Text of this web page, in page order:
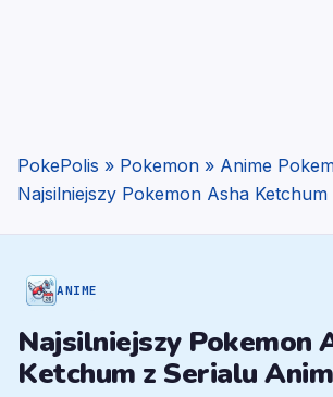
PokePolis » Pokemon » Anime
Najsilniejszy Pokemon Asha
ANIME
Najsilniejszy Pokemon
Ketchum z Serialu